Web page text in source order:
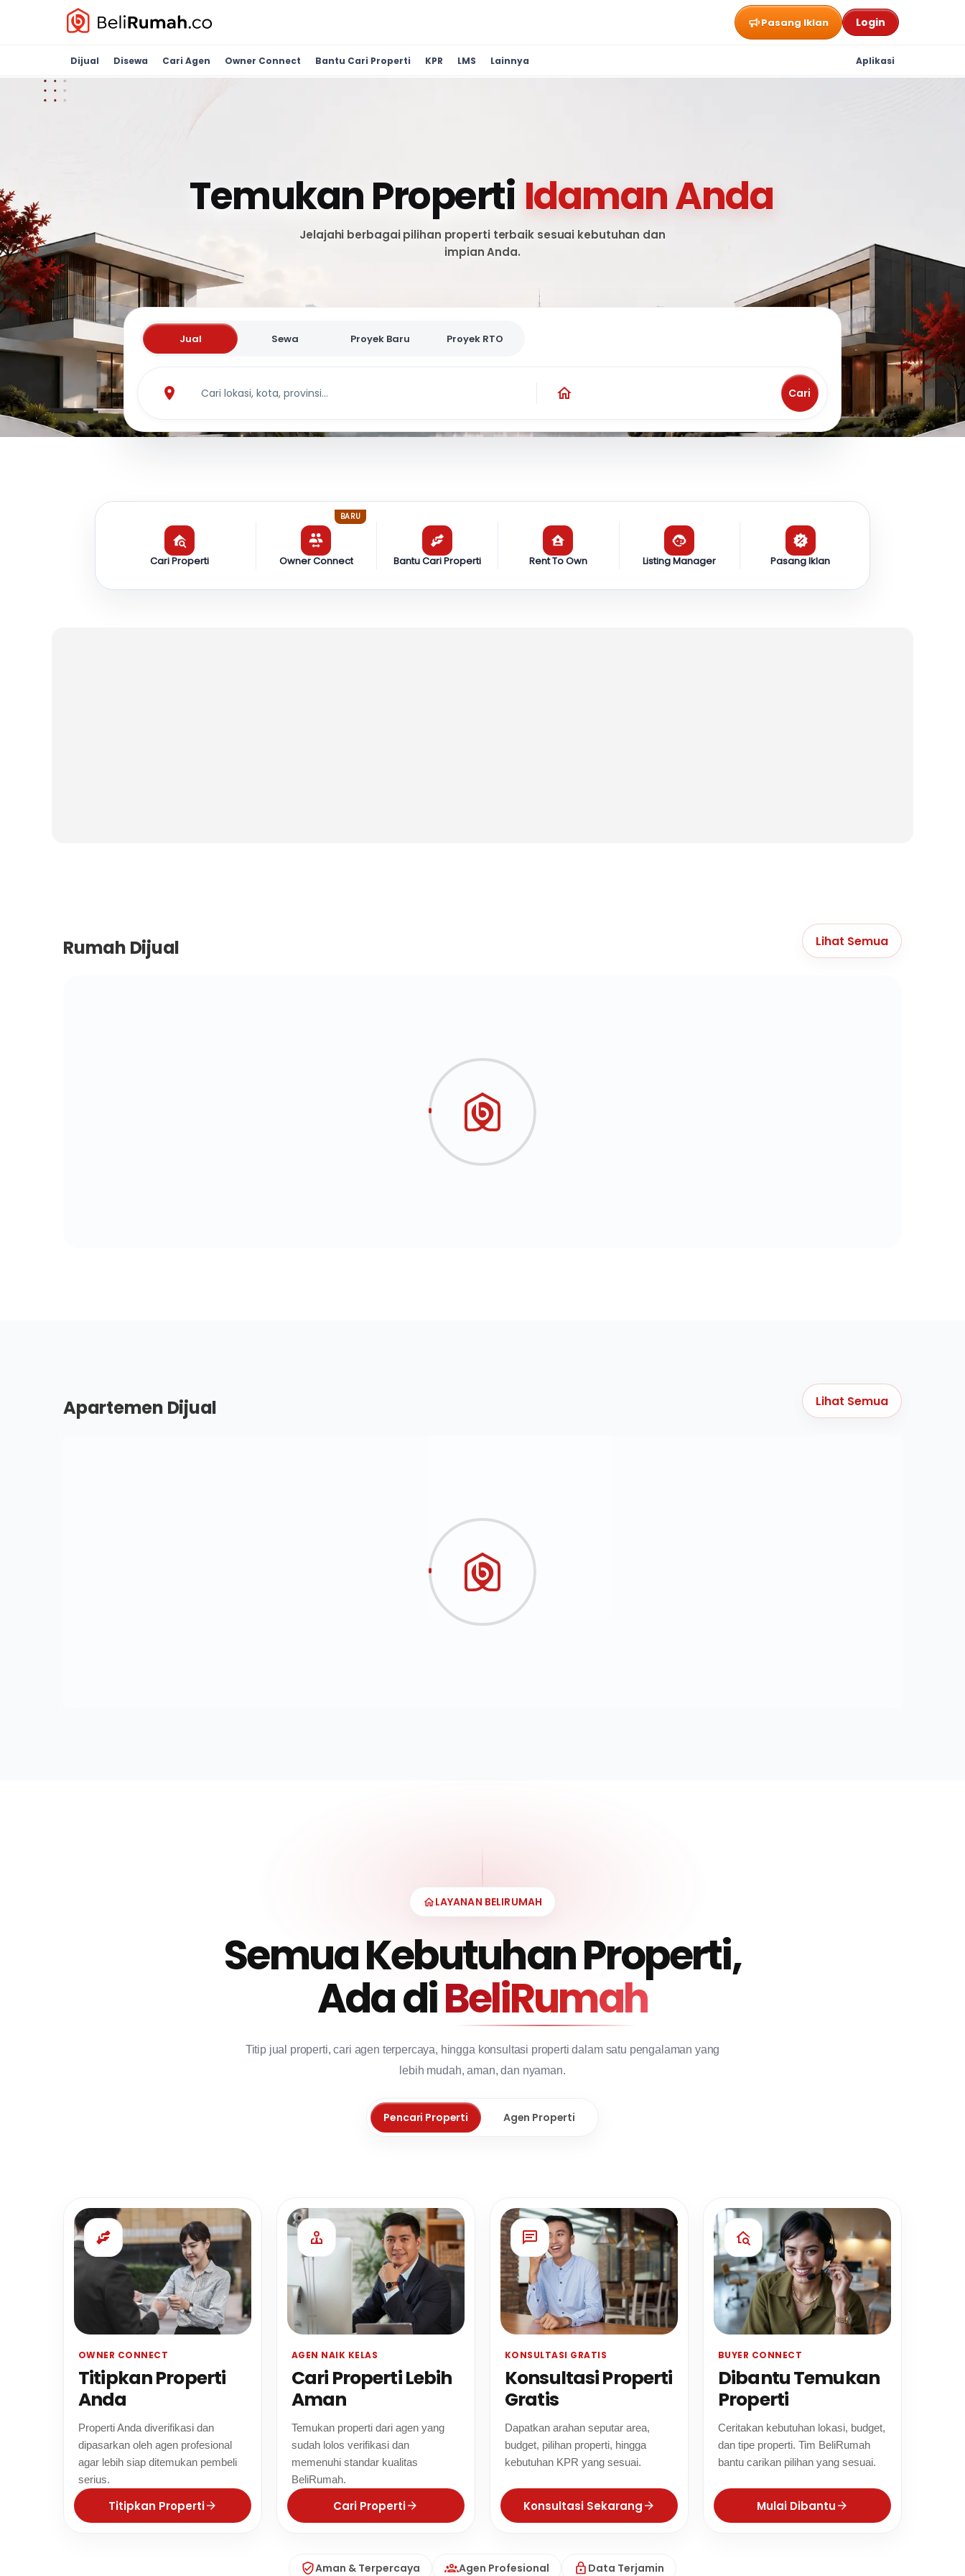
Pasang Iklan Login
Dijual Disewa Cari Agen Owner Connect Bantu Cari Properti KPR LMS Lainnya Aplikasi
Temukan Properti Idaman Anda
Jelajahi berbagai pilihan properti terbaik sesuai kebutuhan dan
impian Anda.
Jual Sewa Proyek Baru Proyek RTO
Cari lokasi, kota, provinsi... Cari
Cari Properti Owner Connect
BARU
Bantu Cari Properti Rent To Own Listing Manager Pasang Iklan
Rumah Dijual Lihat Semua
Apartemen Dijual Lihat Semua
LAYANAN BELIRUMAH
Semua Kebutuhan Properti,
Ada diBeliRumah
Titip jual properti, cari agen terpercaya, hingga konsultasi properti dalam satu pengalaman yang
lebih mudah, aman, dan nyaman.
Pencari Properti Agen Properti
OWNER CONNECT
Titipkan Properti
Anda
Properti Anda diverifikasi dan
dipasarkan oleh agen profesional
agar lebih siap ditemukan pembeli
serius.
Titipkan Properti
AGEN NAIK KELAS
Cari Properti Lebih
Aman
Temukan properti dari agen yang
sudah lolos verifikasi dan
memenuhi standar kualitas
BeliRumah.
Cari Properti
KONSULTASI GRATIS
Konsultasi Properti
Gratis
Dapatkan arahan seputar area,
budget, pilihan properti, hingga
kebutuhan KPR yang sesuai.
Konsultasi Sekarang
BUYER CONNECT
Dibantu Temukan
Properti
Ceritakan kebutuhan lokasi, budget,
dan tipe properti. Tim BeliRumah
bantu carikan pilihan yang sesuai.
Mulai Dibantu
Aman & Terpercaya Agen Profesional Data Terjamin